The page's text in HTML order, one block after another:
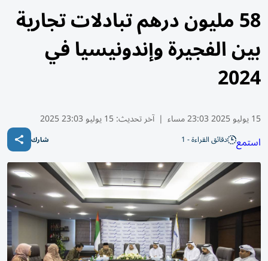
58 مليون درهم تبادلات تجارية
بين الفجيرة وإندونيسيا في
2024
15 يوليو 2025 23:03 مساء | آخر تحديث:15 يوليو 23:03 2025
استمع دقائق القراءة - 1 شارك